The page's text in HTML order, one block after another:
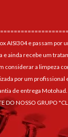
AISI304 e passam
ainda recebe um
considerar a limpeza
por um
de entrega Motohad.
DO NOSSO GRUPO